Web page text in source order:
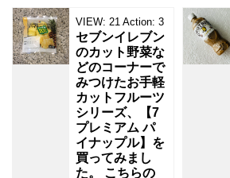
VIEW: 21 Action: 3
セブンイレブン
のカット野菜な
どのコーナーで
みつけたお手軽
カットフルーツ
シリーズ、【7
プレミアム パ
イナップル】を
買ってみまし
た。 こちらの